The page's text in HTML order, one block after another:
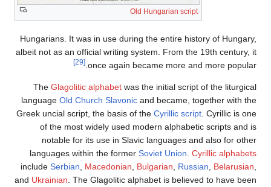
Old Hungarian script
Hungarians. It was in use during the entire history of Hungary,
albeit not as an official writing system. From the 19th century, it
once again became more and more popular.
[29]
The Glagolitic alphabet was the initial script of the liturgical
language Old Church Slavonic and became, together with the
Greek uncial script, the basis of the Cyrillic script . Cyrillic is one
of the most widely used modern alphabetic scripts and is
notable for its use in Slavic languages and also for other
languages within the former Soviet Union Cyrillic alphabets
include Serbian Macedonian Bulgarian Russian Belarusian
and Ukrainian . The Glagolitic alphabet is believed to have been